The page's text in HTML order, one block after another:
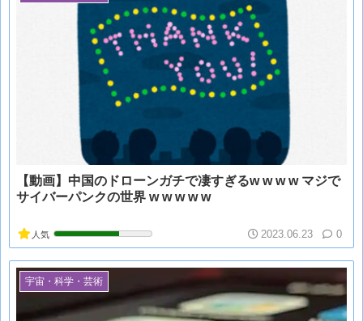
【動画】中国のドローンガチで凄すぎるw w w w マジで
サイバーパンクの世界 w w w w w
人気 2023.06.23 0
宇宙・科学・芸術